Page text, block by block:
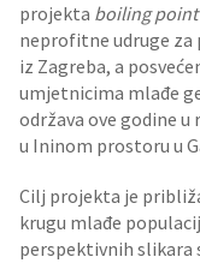
projekta boiling point
neprofitne udruge
iz Zagreba, a
umjetnicima mlađe
održava ove godine u
u Ininom prostoru u
Cilj projekta je
krugu mlađe
perspektivnih slikara